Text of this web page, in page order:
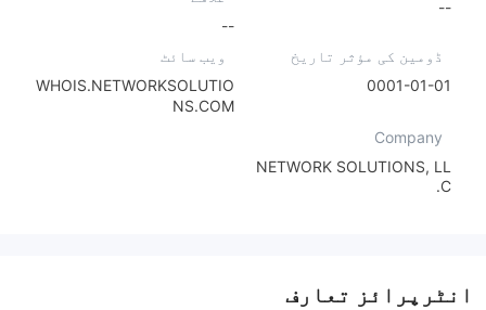
--
--
ڈومین کی مؤثر تاریخ
0001-01-01
ویب سائٹ
WHOIS.NETWORKSOLUTIO
NS.COM
Company
NETWORK SOLUTIONS, LL
C.
انٹرپرائز تعارف